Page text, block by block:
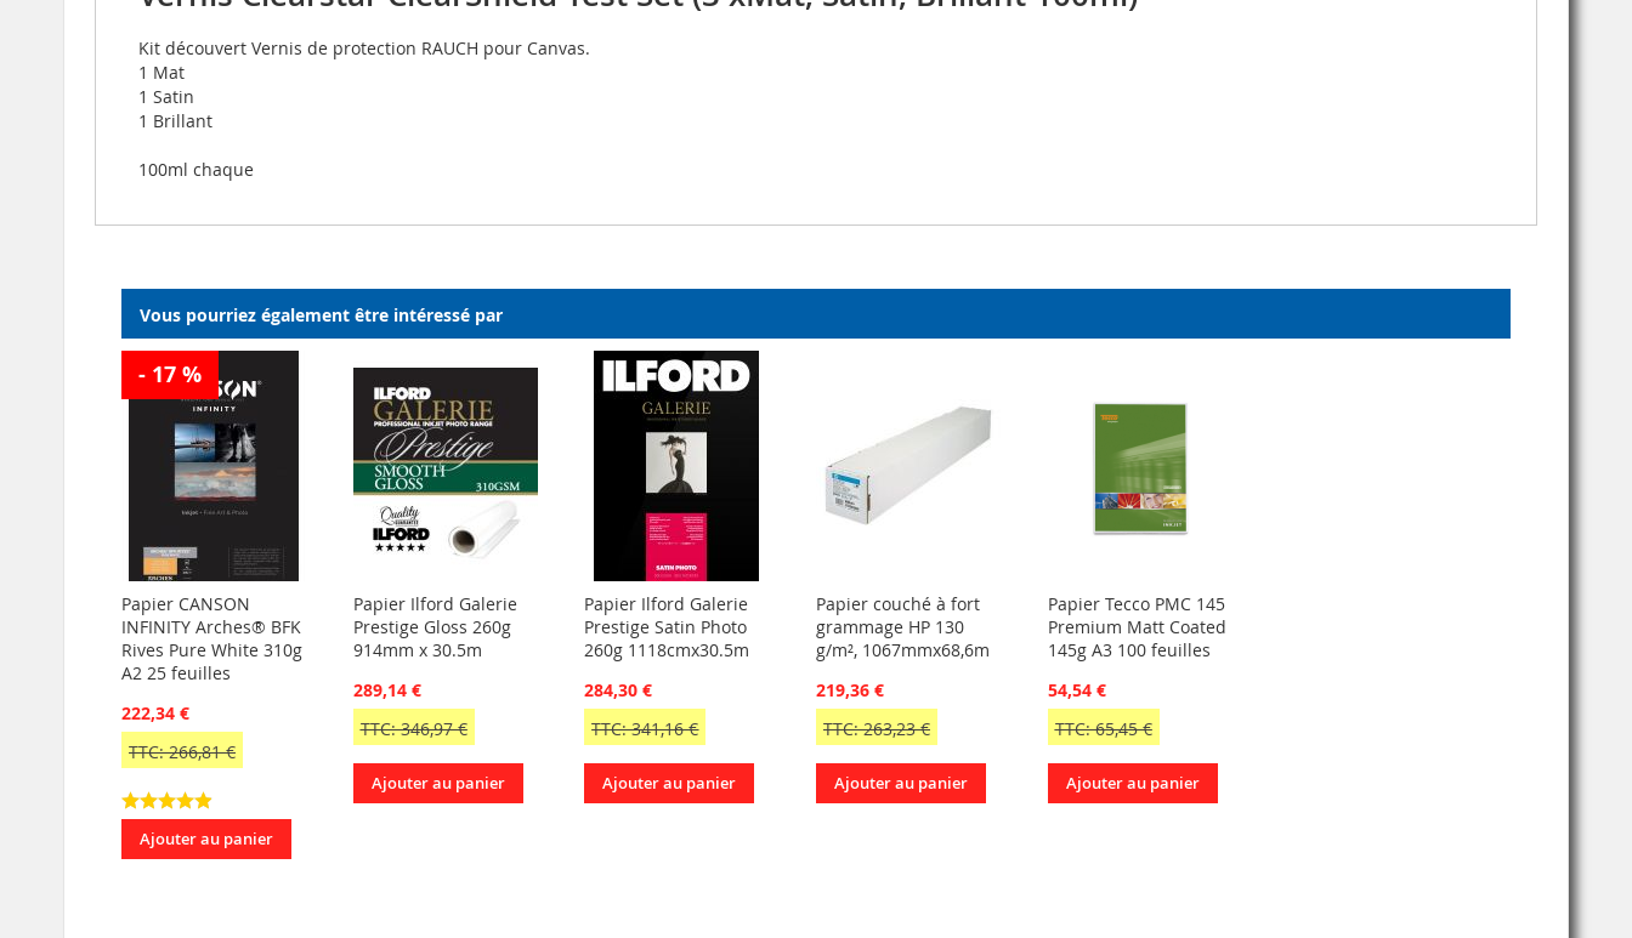
Kit découvert Vernis de protection RAUCH pour Canvas.
1 Mat
1 Satin
1 Brillant
100ml chaque
Vous pourriez également être intéressé par
- 17 %
Papier CANSON
INFINITY Arches® BFK
Rives Pure White 310g
A2 25 feuilles
222,34 €
TTC: 266,81 €
Ajouter au panier
Papier Ilford Galerie
Prestige Gloss 260g
914mm x 30.5m
289,14 €
TTC: 346,97 €
Ajouter au panier
Papier Ilford Galerie
Prestige Satin Photo
260g 1118cmx30.5m
284,30 €
TTC: 341,16 €
Ajouter au panier
Papier couché à fort
grammage HP 130
g/m², 1067mmx68,6m
219,36 €
TTC: 263,23 €
Ajouter au panier
Papier Tecco PMC 145
Premium Matt Coated
145g A3 100 feuilles
54,54 €
TTC: 65,45 €
Ajouter au panier